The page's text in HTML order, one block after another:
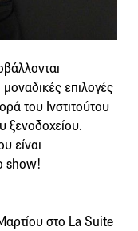
επιλογές
του Ινστιτούτου
ξενοδοχείου.
είναι
show!
στο La Suite